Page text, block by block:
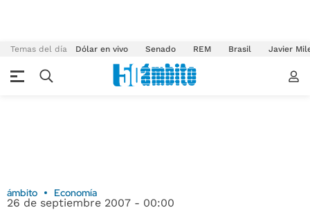
Temas del día Dólar en vivo Senado REM Brasil Javier
ámbito Economía
26 de septiembre 2007 - 00:00